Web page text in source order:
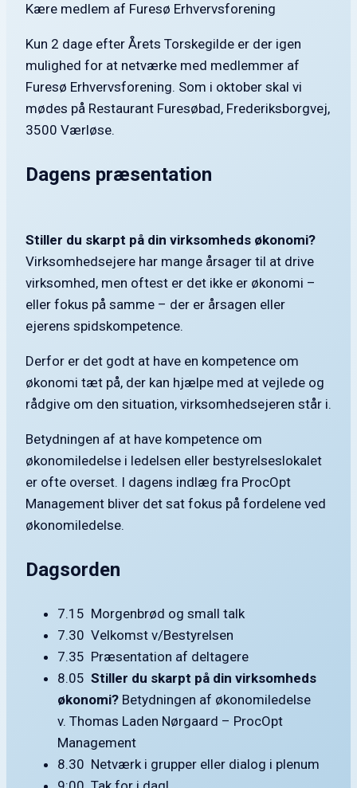
Kære medlem af Furesø Erhvervsforening
Kun 2 dage efter Årets Torskegilde er der igen
mulighed for at netværke med medlemmer af
Furesø Erhvervsforening. Som i oktober skal vi
mødes på Restaurant Furesøbad, Frederiksborgvej,
3500 Værløse.
Dagens præsentation
Stiller du skarpt på din virksomheds økonomi?
Virksomhedsejere har mange årsager til at drive
virksomhed, men oftest er det ikke er økonomi –
eller fokus på samme – der er årsagen eller
ejerens spidskompetence.
Derfor er det godt at have en kompetence om
økonomi tæt på, der kan hjælpe med at vejlede og
rådgive om den situation, virksomhedsejeren står i.
Betydningen af at have kompetence om
økonomiledelse i ledelsen eller bestyrelseslokalet
er ofte overset. I dagens indlæg fra ProcOpt
Management bliver det sat fokus på fordelene ved
økonomiledelse.
Dagsorden
7.15 Morgenbrød og small talk
7.30 Velkomst v/Bestyrelsen
7.35 Præsentation af deltagere
8.05 Stiller du skarpt på din virksomheds
økonomi? Betydningen af økonomiledelse
v. Thomas Laden Nørgaard – ProcOpt
Management
8.30 Netværk i grupper eller dialog i plenum